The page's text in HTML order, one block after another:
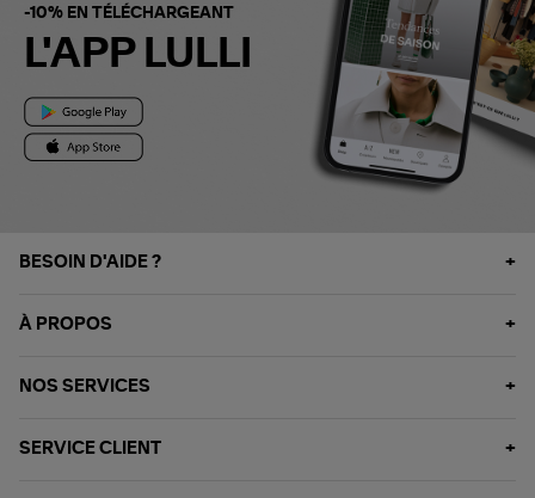
-10% EN TÉLÉCHARGEANT
L'APP LULLI
BESOIN D'AIDE ?
À PROPOS
NOS SERVICES
SERVICE CLIENT